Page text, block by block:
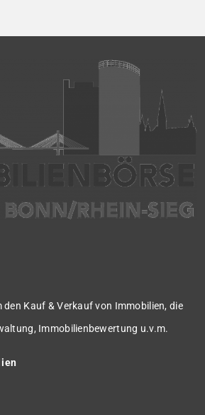
Kauf & Verkauf von Immobilien, die
Immobilienbewertung u.v.m.